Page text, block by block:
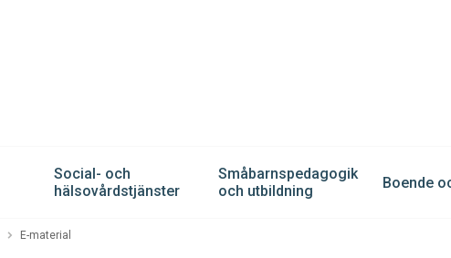
Social- och
hälsovårdstjänster
Småbarnspedagogik
och utbildning
Boende
E-material